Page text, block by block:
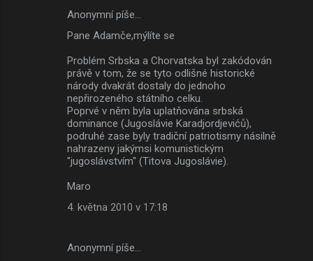
Anonymní píše…
Pane Adamče,mýlíte se
Problém Srbska a Chorvatska byl zakódován
právě v tom, že se tyto odlišné historické
národy dvakrát dostaly do jednoho
nepřirozeného státního celku.
Poprvé v něm byla uplatňována srbská
dominance (Jugoslávie Karadjordjevićů),
podruhé zase byly tradiční patriotismy násilně
nahrazeny jakýmsi komunistickým
"jugoslávstvím" (Titova Jugoslávie).
Maro
4. května 2010 v 17:18
Anonymní píše…